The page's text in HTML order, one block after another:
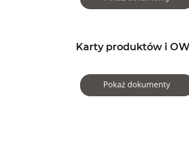
Karty produktów i